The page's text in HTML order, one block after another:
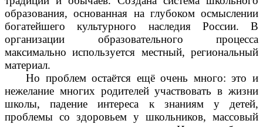
образования, основанная на глубоком осмыслении
богатейшего культурного наследия России. В
организации образовательного процесса
максимально используется местный, региональный
материал.
Но проблем остаётся ещё очень много: это и
нежелание многих родителей участвовать в жизни
школы, падение интереса к знаниям у детей,
проблемы со здоровьем у школьников, массовый